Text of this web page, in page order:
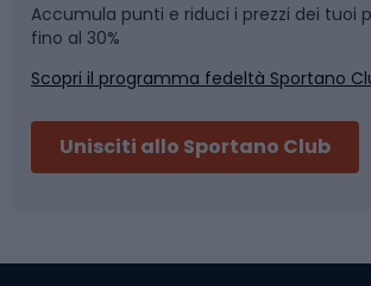
Skitouring
Abbigliamento da escursionismo
Pattinaggio
Componenti per biciclette
Accumula punti e riduci i prezzi dei tuoi
fino al 30%
Scopri il programma fedeltà Sportano
Unisciti allo Sportano Club